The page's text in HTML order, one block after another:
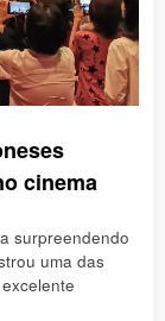
cinema
surpreendendo
uma das